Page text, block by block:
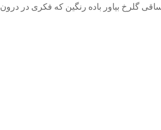
گلرخ بیاور باده رنگین که فکری در درون